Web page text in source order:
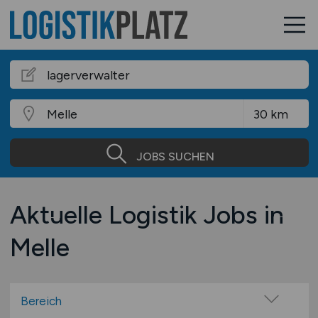
JOBS SUCHEN
Aktuelle Logistik Jobs in
Melle
Bereich